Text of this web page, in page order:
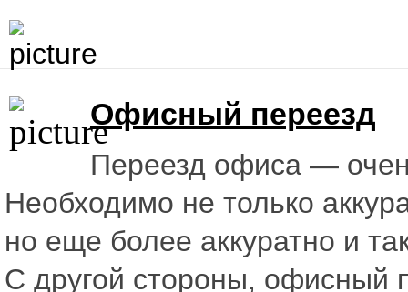
Офисный переезд
Переезд офиса —
Необходимо не только
но еще более аккуратно и
С другой стороны, офисный